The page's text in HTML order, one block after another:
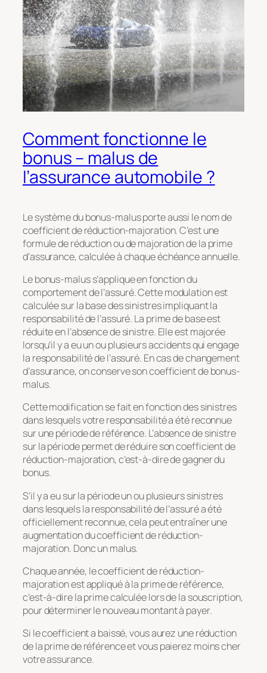
Comment fonctionne le
bonus – malus de
l’assurance automobile ?
Le système du bonus-malus porte aussi le nom de
coefficient de réduction-majoration. C’est une
formule de réduction ou de majoration de la prime
d’assurance, calculée à chaque échéance annuelle.
Le bonus-malus s’applique en fonction du
comportement de l’assuré. Cette modulation est
calculée sur la base des sinistres impliquant la
responsabilité de l’assuré. La prime de base est
réduite en l’absence de sinistre. Elle est majorée
lorsqu’il y a eu un ou plusieurs accidents qui engage
la responsabilité de l’assuré. En cas de changement
d’assurance, on conserve son coefficient de bonus-
malus.
Cette modification se fait en fonction des sinistres
dans lesquels votre responsabilité a été reconnue
sur une période de référence. L’absence de sinistre
sur la période permet de réduire son coefficient de
réduction-majoration, c’est-à-dire de gagner du
bonus.
S’il y a eu sur la période un ou plusieurs sinistres
dans lesquels la responsabilité de l’assuré a été
officiellement reconnue, cela peut entraîner une
augmentation du coefficient de réduction-
majoration. Donc un malus.
Chaque année, le coefficient de réduction-
majoration est appliqué à la prime de référence,
c’est-à-dire la prime calculée lors de la souscription,
pour déterminer le nouveau montant à payer.
Si le coefficient a baissé, vous aurez une réduction
de la prime de référence et vous paierez moins cher
votre assurance.